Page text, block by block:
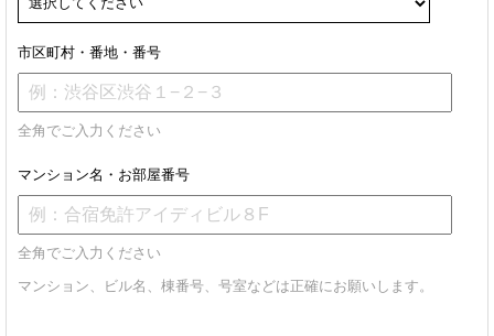
市区町村・番地・番号
全角でご入力ください
マンション名・お部屋番号
全角でご入力ください
マンション、ビル名、棟番号、号室などは正確にお願いします。